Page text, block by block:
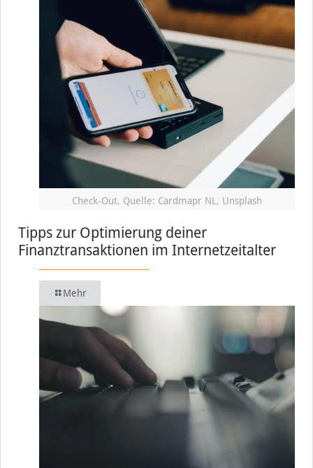
Check-Out, Quelle: Cardmapr NL, Unsplash
Tipps zur Optimierung deiner
Finanztransaktionen im Internetzeitalter
Mehr